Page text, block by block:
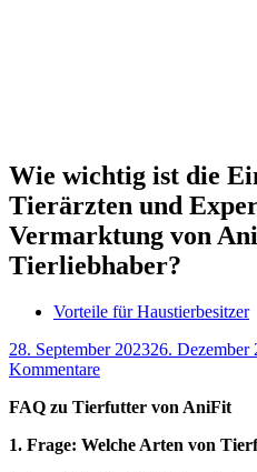
Wie wichtig ist die
Tierärzten und
Vermarktung von
Tierliebhaber?
Vorteile für Haustierbesitzer
28. September 202326. Dezember
Kommentare
FAQ zu Tierfutter von AniFit
1. Frage: Welche Arten von